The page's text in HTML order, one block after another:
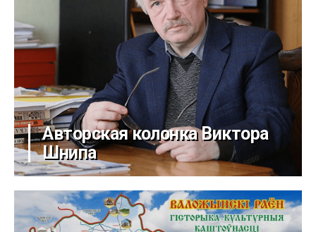
Авторская колонка Виктора
Шнипа